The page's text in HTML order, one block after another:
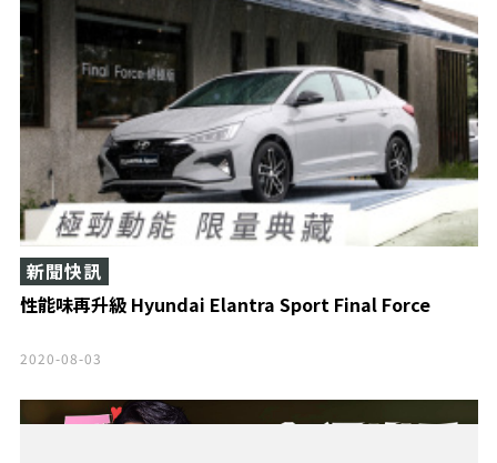
性能味再升級 Hyundai Elantra Sport Final Force
新聞快訊
2020-08-03